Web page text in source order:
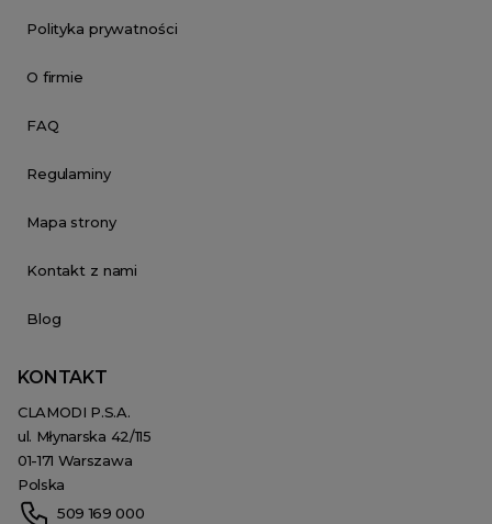
Polityka prywatności
O firmie
FAQ
Regulaminy
Mapa strony
Kontakt z nami
Blog
KONTAKT
CLAMODI P.S.A.
ul. Młynarska 42/115
01-171 Warszawa
Polska
509 169 000